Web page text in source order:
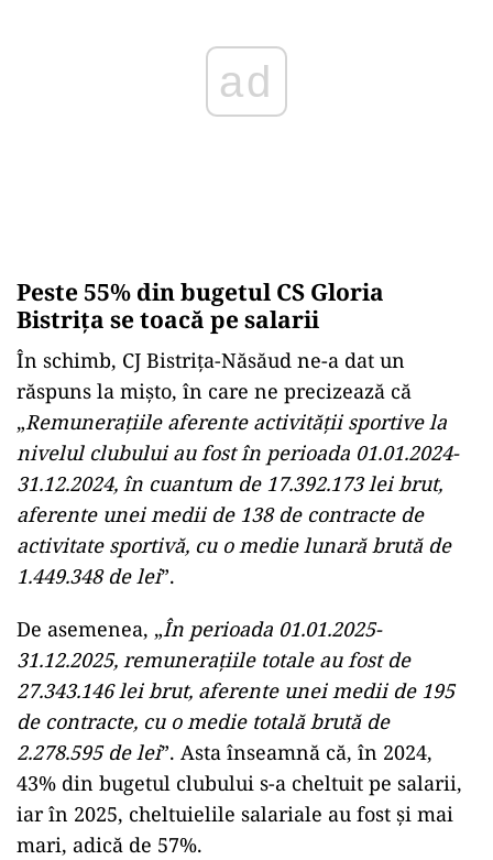
ad
Peste 55% din bugetul CS Gloria
Bistrița se toacă pe salarii
În schimb, CJ Bistrița-Năsăud ne-a dat un
răspuns la mișto, în care ne precizează că
„Remunerațiile aferente activității sportive la
nivelul clubului au fost în perioada 01.01.2024-
31.12.2024, în cuantum de 17.392.173 lei brut,
aferente unei medii de 138 de contracte de
activitate sportivă, cu o medie lunară brută de
1.449.348 de lei”.
De asemenea, „În perioada 01.01.2025-
31.12.2025, remunerațiile totale au fost de
27.343.146 lei brut, aferente unei medii de 195
de contracte, cu o medie totală brută de
2.278.595 de lei”. Asta înseamnă că, în 2024,
43% din bugetul clubului s-a cheltuit pe salarii,
iar în 2025, cheltuielile salariale au fost și mai
mari, adică de 57%.